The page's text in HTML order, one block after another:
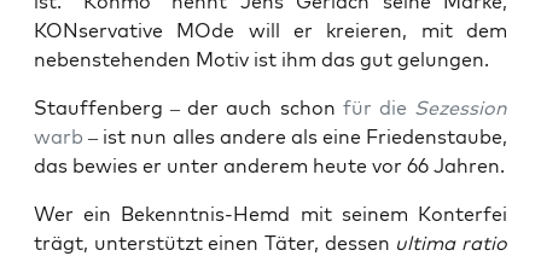
KON­ser­va­ti­ve MOde will er kre­ieren, mit dem
neben­ste­hen­den Motiv ist ihm das gut gelungen.
Stauf­fen­berg – der auch schon für die Sezes­si­on
warb – ist nun alles ande­re als eine Frie­dens­tau­be,
das bewies er unter ande­rem heu­te vor 66 Jahren.
Wer ein Bekennt­nis-Hemd mit sei­nem Kon­ter­fei
trägt, unter­stützt einen Täter, des­sen ulti­ma ratio